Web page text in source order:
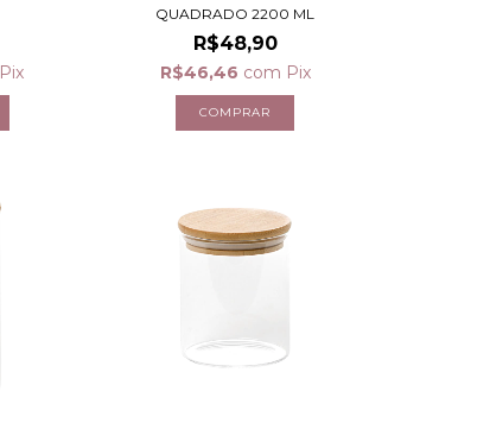
Pix
QUADRADO 2200 ML
R$48,90
R$46,46 com Pix